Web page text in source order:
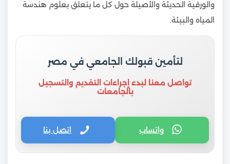
والورقية الحديثة والأصيلة حول كل ما يتعلق بعلوم هندسة
المياه والبيئة.
لتأمين قبولك الجامعي في مصر
تواصل معنا لبدء إجراءات التقديم والتسجيل
بالجامعات
واتساب اتصل بنا